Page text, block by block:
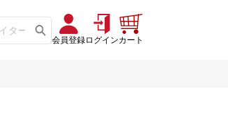
会員登録ログインカート